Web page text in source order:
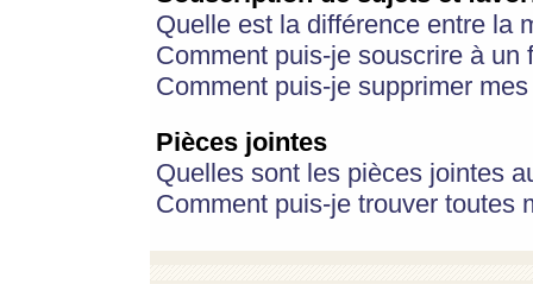
Quelle est la différence entre la
Comment puis-je souscrire à
Comment puis-je supprimer
Pièces jointes
Quelles sont les pièces jointes
Comment puis-je trouver toutes